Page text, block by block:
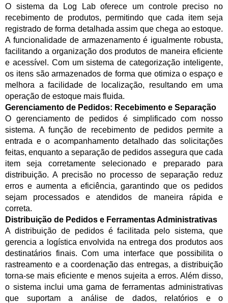
O sistema da Log Lab oferece um controle preciso no
recebimento de produtos, permitindo que cada item seja
registrado de forma detalhada assim que chega ao estoque.
A funcionalidade de armazenamento é igualmente robusta,
facilitando a organização dos produtos de maneira eficiente
e acessível. Com um sistema de categorização inteligente,
os itens são armazenados de forma que otimiza o espaço e
melhora a facilidade de localização, resultando em uma
operação de estoque mais fluida.
Gerenciamento de Pedidos: Recebimento e Separação
O gerenciamento de pedidos é simplificado com nosso
sistema. A função de recebimento de pedidos permite a
entrada e o acompanhamento detalhado das solicitações
feitas, enquanto a separação de pedidos assegura que cada
item seja corretamente selecionado e preparado para
distribuição. A precisão no processo de separação reduz
erros e aumenta a eficiência, garantindo que os pedidos
sejam processados e atendidos de maneira rápida e
correta.
Distribuição de Pedidos e Ferramentas Administrativas
A distribuição de pedidos é facilitada pelo sistema, que
gerencia a logística envolvida na entrega dos produtos aos
destinatários finais. Com uma interface que possibilita o
rastreamento e a coordenação das entregas, a distribuição
torna-se mais eficiente e menos sujeita a erros. Além disso,
o sistema inclui uma gama de ferramentas administrativas
que suportam a análise de dados, relatórios e o